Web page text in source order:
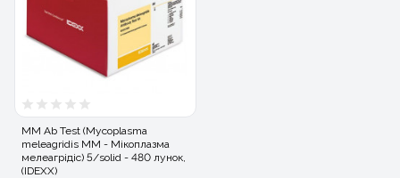
MM Ab Test (Mycoplasma
meleagridis MM - Мікоплазма
мелеагрідіс) 5/solid - 480 лунок,
(IDEXX)